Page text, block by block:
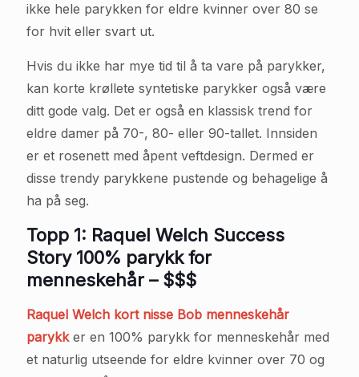
ikke hele parykken for eldre kvinner over 80 se
for hvit eller svart ut.
Hvis du ikke har mye tid til å ta vare på parykker,
kan korte krøllete syntetiske parykker også være
ditt gode valg. Det er også en klassisk trend for
eldre damer på 70-, 80- eller 90-tallet. Innsiden
er et rosenett med åpent veftdesign. Dermed er
disse trendy parykkene pustende og behagelige å
ha på seg.
Topp 1: Raquel Welch Success
Story 100% parykk for
menneskehår – $$$
Raquel Welch kort nisse Bob menneskehår
parykker en 100% parykk for menneskehår med
et naturlig utseende for eldre kvinner over 70 og